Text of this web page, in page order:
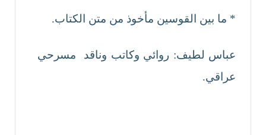
* ما بين القوسين مأخوذ من متن الكتاب.
عباس لطيف: روائي وكاتب وناقد مسرحي
عراقي.